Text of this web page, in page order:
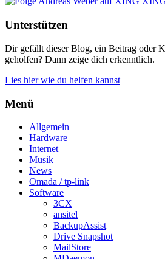
Unterstützen
Dir gefällt dieser Blog, ein Beitrag oder
geholfen? Dann zeige dich erkenntlich.
Lies hier wie du helfen kannst
Menü
Allgemein
Hardware
Internet
Musik
News
Omada / tp-link
Software
3CX
ansitel
BackupAssist
Drive Snapshot
MailStore